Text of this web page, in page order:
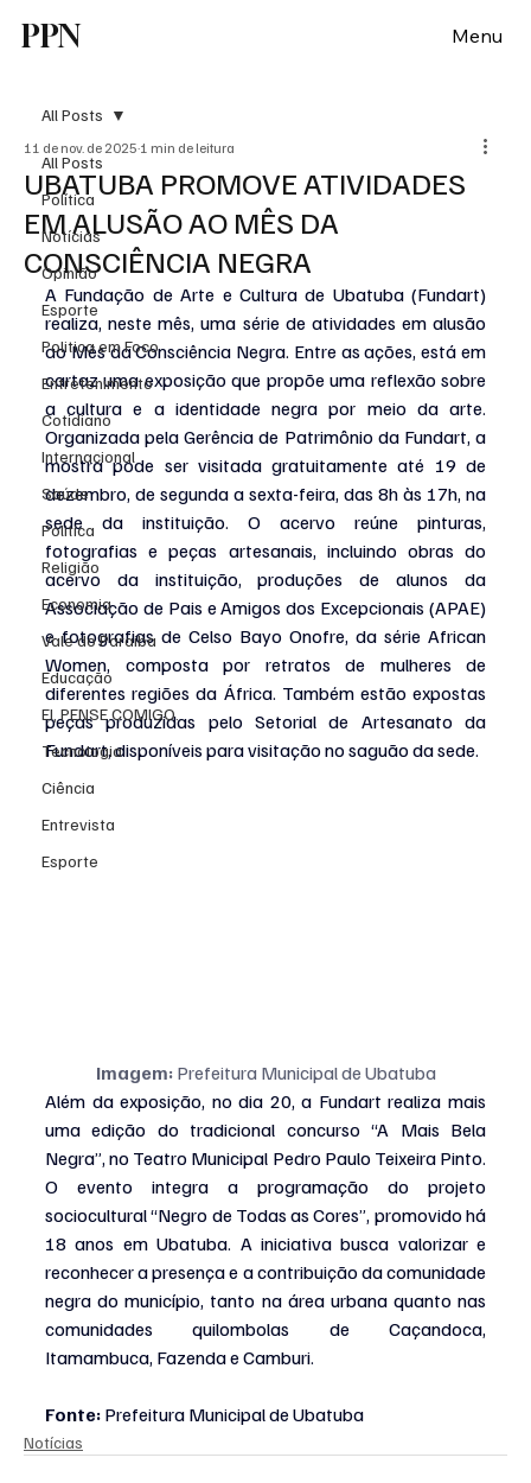
PPN Menu
All Posts
Política
Notícias
Opinião
Esporte
Politica em Foco
Entretenimento
Cotidiano
Internacional
Saúde
Politica
Religião
Economia
Vale do Paraiba
Educação
EI, PENSE COMIGO.
Tecnologia
Ciência
Entrevista
Esporte
All Posts
UBATUBA PROMOVE ATIVIDADES
EM ALUSÃO AO MÊS DA
CONSCIÊNCIA NEGRA
11 de nov. de 2025 1 min de leitura
A Fundação de Arte e Cultura de Ubatuba (Fundart)
realiza, neste mês, uma série de atividades em alusão
ao Mês da Consciência Negra. Entre as ações, está em
cartaz uma exposição que propõe uma reflexão sobre
a cultura e a identidade negra por meio da arte.
Organizada pela Gerência de Patrimônio da Fundart, a
mostra pode ser visitada gratuitamente até 19 de
dezembro, de segunda a sexta-feira, das 8h às 17h, na
sede da instituição. O acervo reúne pinturas,
fotografias e peças artesanais, incluindo obras do
acervo da instituição, produções de alunos da
Associação de Pais e Amigos dos Excepcionais (APAE)
e fotografias de Celso Bayo Onofre, da série African
Women, composta por retratos de mulheres de
diferentes regiões da África. Também estão expostas
peças produzidas pelo Setorial de Artesanato da
Fundart, disponíveis para visitação no saguão da sede.
Imagem: Prefeitura Municipal de Ubatuba
Além da exposição, no dia 20, a Fundart realiza mais
uma edição do tradicional concurso “A Mais Bela
Negra”, no Teatro Municipal Pedro Paulo Teixeira Pinto.
O evento integra a programação do projeto
sociocultural “Negro de Todas as Cores”, promovido há
18 anos em Ubatuba. A iniciativa busca valorizar e
reconhecer a presença e a contribuição da comunidade
negra do município, tanto na área urbana quanto nas
comunidades quilombolas de Caçandoca,
Itamambuca, Fazenda e Camburi.
Fonte: Prefeitura Municipal de Ubatuba
Notícias